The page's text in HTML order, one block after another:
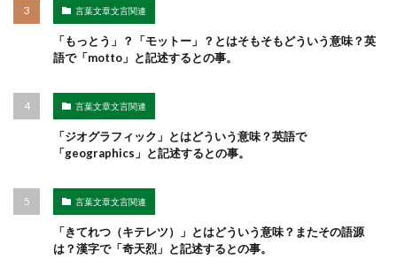
言葉文章文言関連
「もっとう」？「モットー」？とはそもそもどういう意味？英
語で「motto」と記述するとの事。
言葉文章文言関連
「ジオグラフィック」とはどういう意味？英語で
「geographics」と記述するとの事。
言葉文章文言関連
「きてれつ（キテレツ）」とはどういう意味？またその語源
は？漢字で「奇天烈」と記述するとの事。